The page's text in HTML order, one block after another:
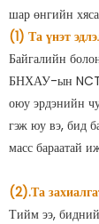
(1) Та үнэт
Байгалийн
БНХАУ-ын
оюу эрдэнийн
гэж юу вэ, бид
масс бараатай
(2).Та
Тийм ээ,